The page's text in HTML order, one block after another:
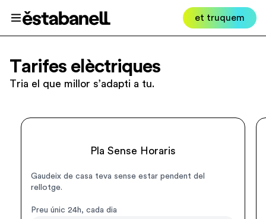
Obrir el menú
Estabanell et truquem
Tarifes elèctriques
Tria el que millor s’adapti a tu.
Pla Sense Horaris
Gaudeix de casa teva sense estar pendent del
rellotge.
Preu únic 24h, cada dia